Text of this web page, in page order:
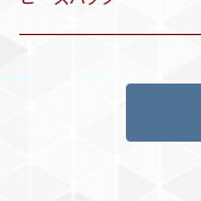
リサイクル色無地